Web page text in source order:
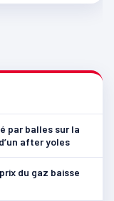
par balles sur la
after yoles
du gaz baisse